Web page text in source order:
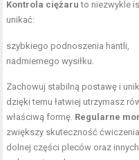
Kontrola ciężaru to niezwykle
unikać:
szybkiego podnoszenia hantli,
nadmiernego wysiłku.
Zachowuj stabilną postawę i
dzięki temu łatwiej utrzymasz
właściwą formę. Regularne
zwiększy skuteczność
dolnej części pleców oraz